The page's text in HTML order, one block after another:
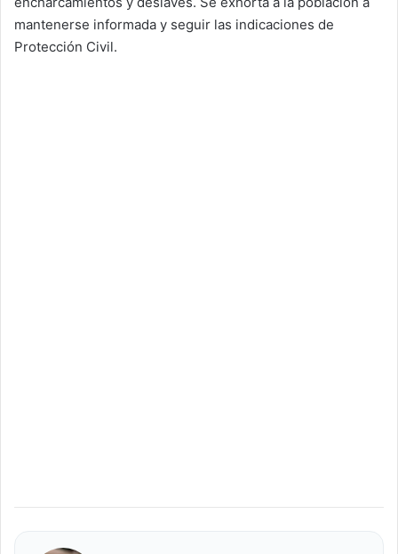
mantenerse informada y seguir las indicaciones de
Protección Civil.